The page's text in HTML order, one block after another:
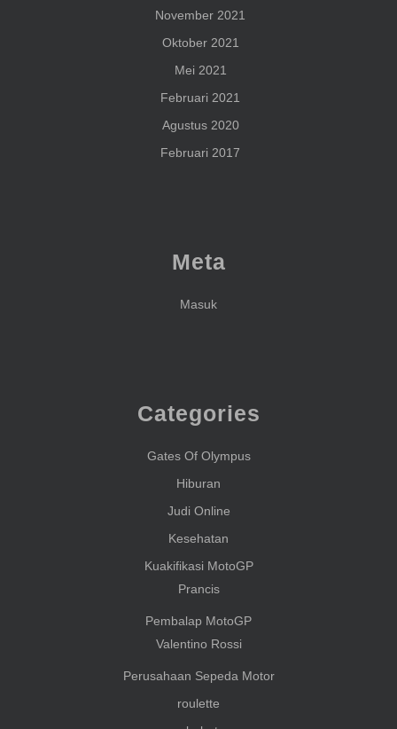
November 2021
Oktober 2021
Mei 2021
Februari 2021
Agustus 2020
Februari 2017
Meta
Masuk
Categories
Gates Of Olympus
Hiburan
Judi Online
Kesehatan
Kuakifikasi MotoGP
Prancis
Pembalap MotoGP
Valentino Rossi
Perusahaan Sepeda Motor
roulette